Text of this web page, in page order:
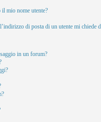
il mio nome utente?
di posta di un utente mi chiede
in un forum?